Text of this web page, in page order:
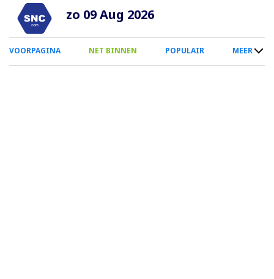
Overslaan
naar
inhoud
zo 09 Aug 2026
0
Smartphone
VOORPAGINA NET BINNEN POPULAIR MEER